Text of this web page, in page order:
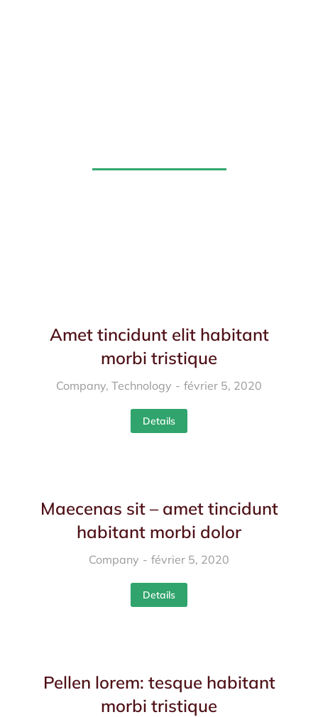
Amet tincidunt elit habitant
morbi tristique
Company, Technology février 5, 2020
Details
Maecenas sit – amet tincidunt
habitant morbi dolor
Company février 5, 2020
Details
Pellen lorem: tesque habitant
morbi tristique